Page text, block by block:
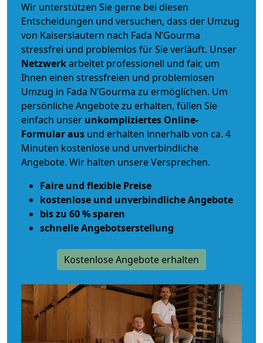
Wir unterstützen Sie gerne bei diesen
Entscheidungen und versuchen, dass der Umzug
von Kaiserslautern nach Fada N’Gourma
stressfrei und problemlos für Sie verläuft. Unser
Netzwerkarbeitet professionell und fair, um
Ihnen einen stressfreien und problemlosen
Umzug in Fada N’Gourma zu ermöglichen. Um
persönliche Angebote zu erhalten, füllen Sie
einfach unser unkompliziertes Online-
Formular aus und erhalten innerhalb von ca. 4
Minuten kostenlose und unverbindliche
Angebote. Wir halten unsere Versprechen.
Faire und flexible Preise
kostenlose und unverbindliche Angebote
bis zu 60 % sparen
schnelle Angebotserstellung
Kostenlose Angebote erhalten